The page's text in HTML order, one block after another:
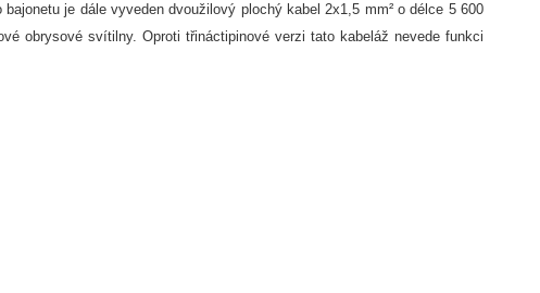
je dále vyveden dvoužilový plochý kabel 2x1,5 mm² o délce 5 600
obrysové svítilny. Oproti třináctipinové verzi tato kabeláž nevede funkci